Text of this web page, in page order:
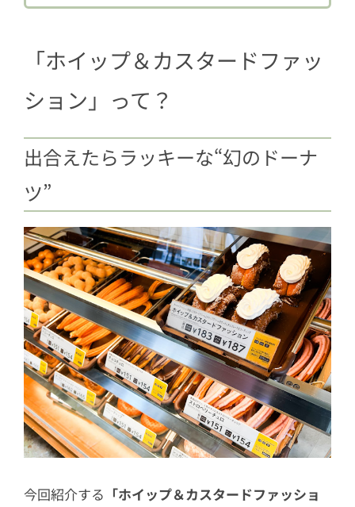
2「ホイップ＆カスタードファッショ
2.1 チョコファッションにホイップと
2.2まるでケーキみたいな贅沢ドーナ
ツ
3 「ホイップ＆カスタードファッショ
「ホイップ＆カスタードファッ
ション」って？
出合えたらラッキーな“幻のドーナ
ツ”
今回紹介する 「ホイップ＆カスタードファッショ